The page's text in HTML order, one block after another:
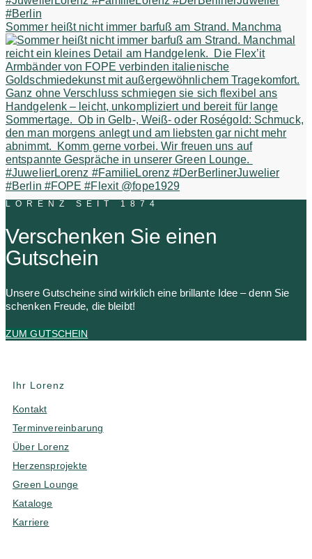
Sommer heißt nicht immer barfuß am Strand. Manchma
LORENZ SEIT 1874
Verschenken Sie einen
Gutschein
Unsere Gutscheine sind wirklich eine brillante Idee – denn Sie
schenken Freude, die bleibt!
ZUM GUTSCHEIN
Ihr Lorenz
Kontakt
Terminvereinbarung
Über Lorenz
Herzensprojekte
Green Lounge
Kataloge
Karriere